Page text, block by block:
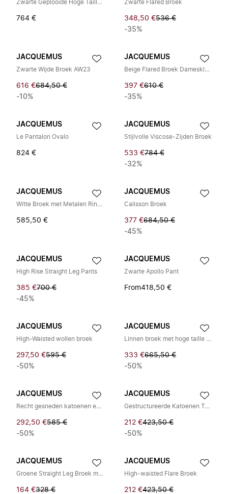
Zwarte Geplooide Hoge Taille Wollen Broek
764 €
Zwarte Flared Broek
348,50 €536 €
-35%
JACQUEMUS
Zwarte Wijde Broek AW23
616 €684,50 €
-10%
JACQUEMUS
Beige Flared Broek Dameskleding
397 €610 €
-35%
JACQUEMUS
Le Pantalon Ovalo
824 €
JACQUEMUS
Stijlvolle Viscose-Zijden Broek
533 €784 €
-32%
JACQUEMUS
Witte Broek met Metalen Ringdetail
585,50 €
JACQUEMUS
Calisson Broek
377 €684,50 €
-45%
JACQUEMUS
High Rise Straight Leg Pants
385 €700 €
-45%
JACQUEMUS
Zwarte Apollo Pant
From418,50 €
JACQUEMUS
High-Waisted wollen broek
297,50 €595 €
-50%
JACQUEMUS
Linnen broek met hoge taille en zijsplit
333 €665,50 €
-50%
JACQUEMUS
Recht gesneden katoenen en linnen broek
292,50 €585 €
-50%
JACQUEMUS
Gestructureerde Katoenen Twill Broek
212 €423,50 €
-50%
JACQUEMUS
Groene Straight Leg Broek met Hoge Taille
164 €328 €
JACQUEMUS
High-waisted Flare Broek
212 €423,50 €